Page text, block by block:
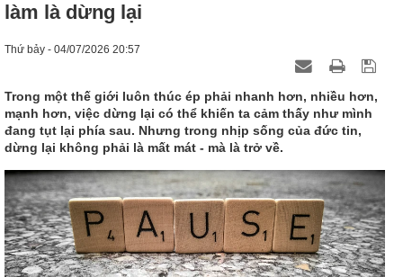
làm là dừng lại
Thứ bảy - 04/07/2026 20:57
Trong một thế giới luôn thúc ép phải nhanh hơn, nhiều hơn,
mạnh hơn, việc dừng lại có thể khiến ta cảm thấy như mình
đang tụt lại phía sau. Nhưng trong nhịp sống của đức tin,
dừng lại không phải là mất mát - mà là trở về.